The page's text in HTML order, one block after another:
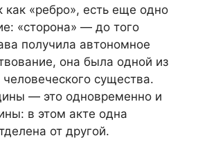
как «ребро», есть еще одно
«сторона» — до того
получила автономное
она была одной из
существа.
— это одновременно и
в этом акте одна
от другой.